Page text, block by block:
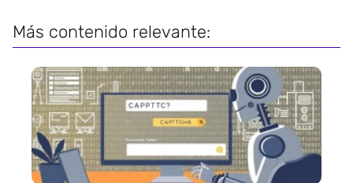
Más contenido relevante: